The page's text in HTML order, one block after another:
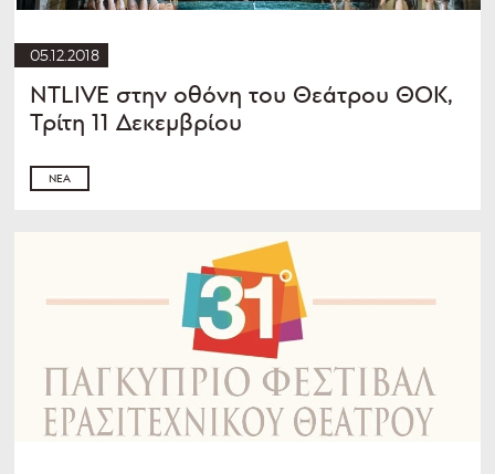
05.12.2018
NTLIVE στην οθόνη του Θεάτρου ΘΟΚ,
Τρίτη 11 Δεκεμβρίου
ΝΈΑ